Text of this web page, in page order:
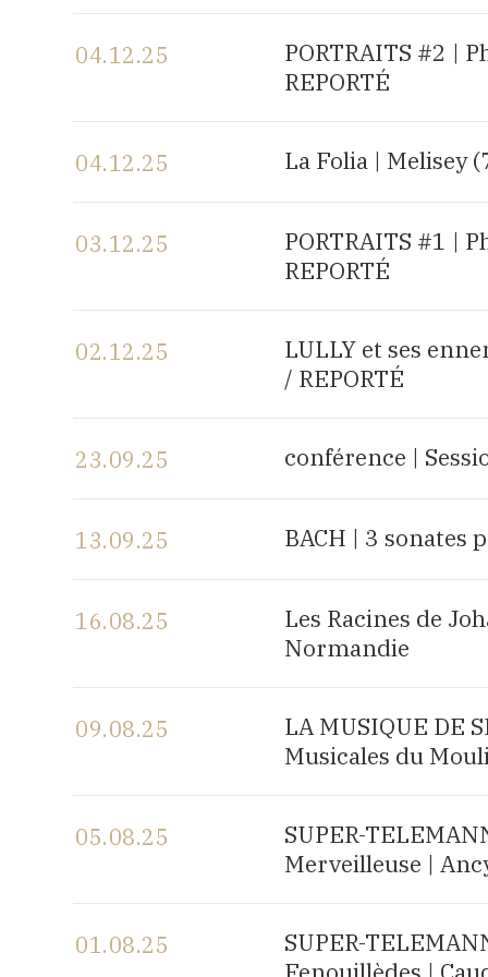
04.12.25
PORTRAITS #2 |
REPORTÉ
04.12.25 La Folia | Melisey
03.12.25
PORTRAITS #1 |
REPORTÉ
02.12.25
LULLY et ses
/ REPORTÉ
23.09.25 conférence |
13.09.25 BACH | 3 sonates
16.08.25
Les Racines de
Normandie
09.08.25
LA MUSIQUE DE
Musicales du
05.08.25
SUPER-
Merveilleuse |
01.08.25
SUPER-